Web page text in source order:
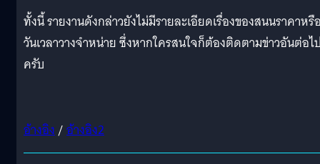
ทั้งนี้ รายงานดังกล่าวยังไม่มีรายละเอียดเรื่องของสนนราคาหรื
วันเวลาวางจำหน่าย ซึ่งหากใครสนใจก็ต้องติดตามข่าวอันต่อไ
ครับ
อ้างอิง/อ้างอิง2